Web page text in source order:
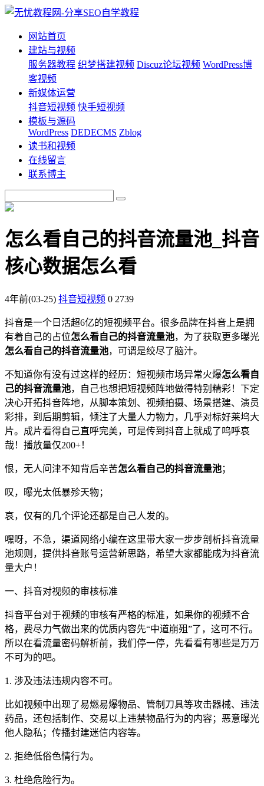
网站首页
建站与视频
服务器教程 织梦搭建视频 Discuz论坛视频 WordPress博
客视频
新媒体运营
抖音短视频 快手短视频
模板与源码
WordPress DEDECMS Zblog
读书和视频
在线留言
联系博主
怎么看自己的抖音流量池_抖音
核心数据怎么看
4年前(03-25) 抖音短视频 0 2739
抖音是一个日活超6亿的短视频平台。很多品牌在抖音上是拥
有着自己的占位怎么看自己的抖音流量池，为了获取更多曝光
怎么看自己的抖音流量池，可谓是绞尽了脑汁。
不知道你有没有过这样的经历：短视频市场异常火爆怎么看自
己的抖音流量池，自己也想把短视频阵地做得特别精彩！下定
决心开拓抖音阵地，从脚本策划、视频拍摄、场景搭建、演员
彩排，到后期剪辑，倾注了大量人力物力，几乎对标好莱坞大
片。成片看得自己直呼完美，可是传到抖音上就成了呜呼哀
哉！播放量仅200+！
恨，无人问津不知背后辛苦怎么看自己的抖音流量池；
叹，曝光太低暴殄天物；
哀，仅有的几个评论还都是自己人发的。
嘿呀，不急，渠道网络小编在这里带大家一步步剖析抖音流量
池规则，提供抖音账号运营新思路，希望大家都能成为抖音流
量大户！
一、抖音对视频的审核标准
抖音平台对于视频的审核有严格的标准，如果你的视频不合
格，费尽力气做出来的优质内容先“中道崩殂”了，这可不行。
所以在看流量密码解析前，我们停一停，先看看有哪些是万万
不可为的吧。
1. 涉及违法违规内容不可。
比如视频中出现了易燃易爆物品、管制刀具等攻击器械、违法
药品，还包括制作、交易以上违禁物品行为的内容；恶意曝光
他人隐私；传播封建迷信内容等。
2. 拒绝低俗色情行为。
3. 杜绝危险行为。